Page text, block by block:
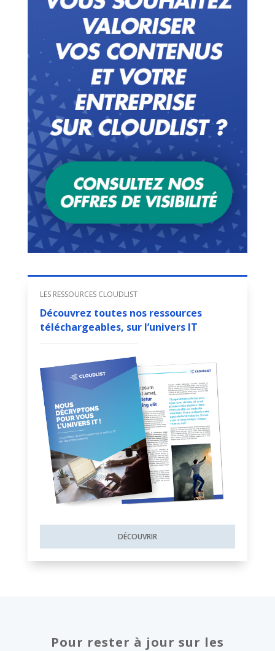
LES RESSOURCES CLOUDLIST
Découvrez toutes nos ressources
téléchargeables, sur l’univers IT
DÉCOUVRIR
Pour rester à jour sur les